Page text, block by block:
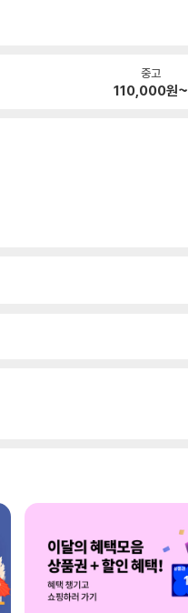
중고
110,000원~